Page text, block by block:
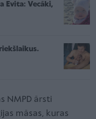
Evita: Vecāki,
NMPD ārsti
māsas, kuras